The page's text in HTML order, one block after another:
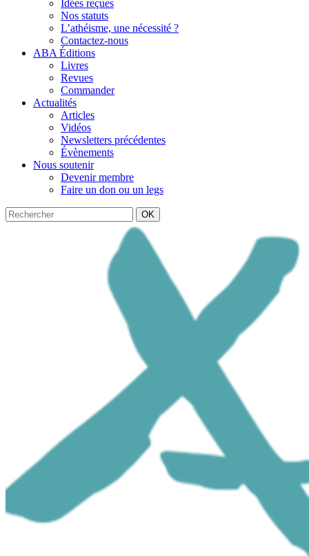
Idées reçues
Nos statuts
L’athéisme, une nécessité ?
Contactez-nous
ABA Éditions
Livres
Revues
Commander
Actualités
Articles
Vidéos
Newsletters précédentes
Évènements
Nous soutenir
Devenir membre
Faire un don ou un legs
OK